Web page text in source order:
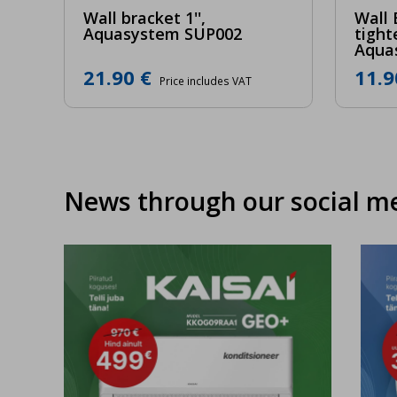
Wall bracket 1'',
Aquasystem SUP002
21.90 € Price includes VAT
Wall
News through our social